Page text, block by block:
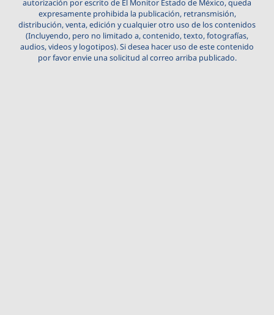
autorización por escrito de El Monitor Estado de México, queda
expresamente prohibida la publicación, retransmisión,
distribución, venta, edición y cualquier otro uso de los contenidos
(Incluyendo, pero no limitado a, contenido, texto, fotografías,
audios, videos y logotipos). Si desea hacer uso de este contenido
por favor envie una solicitud al correo arriba publicado.